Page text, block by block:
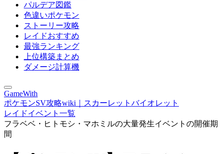
パルデア図鑑
色違いポケモン
ストーリー攻略
レイドおすすめ
最強ランキング
上位構築まとめ
ダメージ計算機
GameWith
ポケモンSV攻略wiki｜スカーレットバイオレット
レイドイベント一覧
フラベベ・ヒトモシ・マホミルの大量発生イベントの開催期
間